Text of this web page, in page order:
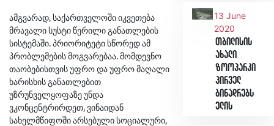
ამგვარად, საქართველოში იკვეთება
მრავალი სუსტი წერილი განათლების
სისტემაში. პრიორიტეტი სწორედ ამ
პრობლემების მოგვარებაა. მომდევნო
თაობებისთვის უფრო და უფრო მაღალი
ხარისხის განათლებით
უზრუნველყოფაზე უნდა
ვკონცენტრირდეთ, ვინაიდან
სახელმწიფოში არსებული სოციალური,
13 June
2020
თბილისის
ახალი
ზოოპარკი
პირველ
ბინადრებს
ელის